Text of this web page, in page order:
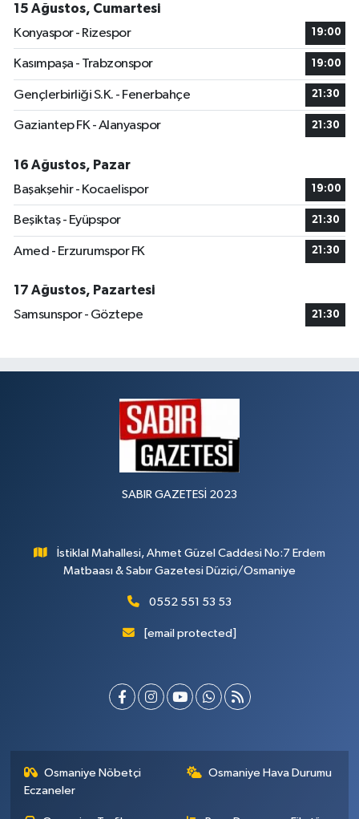
15 Ağustos, Cumartesi
Konyaspor - Rizespor
19:00
Kasımpaşa - Trabzonspor 19:00
Gençlerbirliği S.K. - Fenerbahçe 21:30
Gaziantep FK - Alanyaspor 21:30
16 Ağustos, Pazar
Başakşehir - Kocaelispor
19:00
Beşiktaş - Eyüpspor 21:30
Amed - Erzurumspor FK 21:30
17 Ağustos, Pazartesi
Samsunspor - Göztepe
21:30
SABIR GAZETESİ 2023
İstiklal Mahallesi, Ahmet Güzel Caddesi No:7 Erdem
Matbaası & Sabır Gazetesi Düziçi/Osmaniye
0552 551 53 53
[email protected]
Osmaniye Nöbetçi
Eczaneler
Osmaniye Hava Durumu